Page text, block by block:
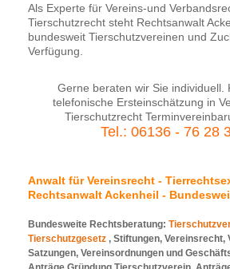
Als Experte für Vereins-und
Tierschutzrecht steht Rechtsanwalt
bundesweit Tierschutzvereinen und
Verfügung.
Gerne beraten wir Sie individuell.
telefonische Ersteinschätzung in
Tierschutzrecht
Tel.: 06136 - 76 28
Anwalt für Vereinsrecht -
Rechtsanwalt Ackenheil -
Bundesweite Rechtsberatung:
Tierschutzgesetz , Stiftungen, Vereinsrecht,
Satzungen, Vereinsordnungen und